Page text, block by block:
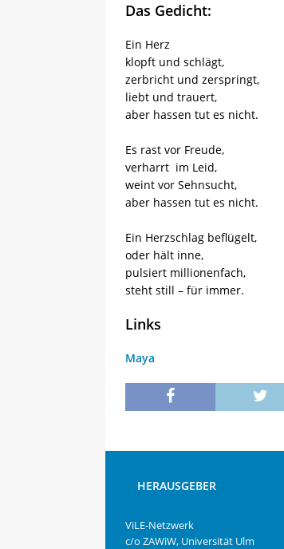
Das Gedicht:
Ein Herz
klopft und schlägt,
zerbricht und zerspringt,
liebt und trauert,
aber hassen tut es nicht.
Es rast vor Freude,
verharrt im Leid,
weint vor Sehnsucht,
aber hassen tut es nicht.
Ein Herzschlag beflügelt,
oder hält inne,
pulsiert millionenfach,
steht still – für immer.
Links
Maya
HERAUSGEBER
ViLE-Netzwerk
c/o ZAWiW, Universität Ulm